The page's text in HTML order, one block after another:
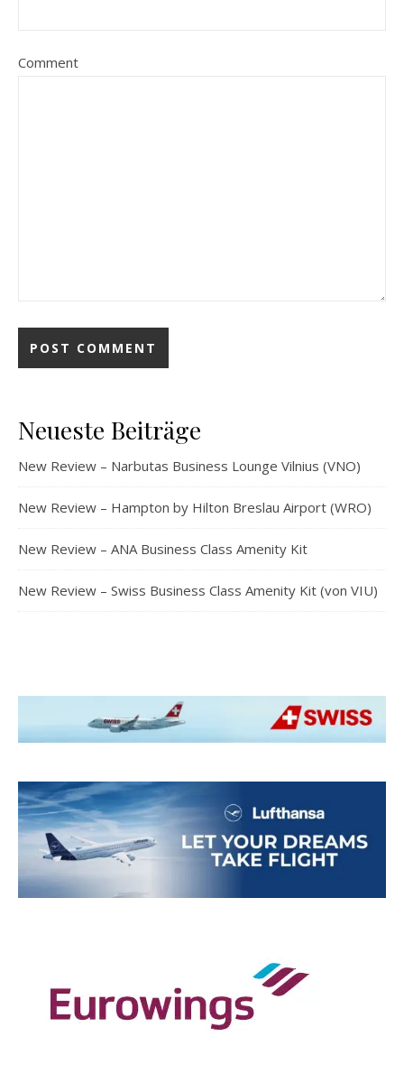
Comment
Neueste Beiträge
New Review – Narbutas Business Lounge Vilnius (VNO)
New Review – Hampton by Hilton Breslau Airport (WRO)
New Review – ANA Business Class Amenity Kit
New Review – Swiss Business Class Amenity Kit (von VIU)